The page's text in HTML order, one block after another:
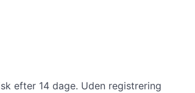
efter 14 dage. Uden registrering